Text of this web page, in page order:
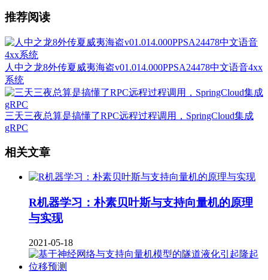
推荐阅读
人中之龙8外传夏威夷海盗v01.014.000PPSA24478中文语音4xx
系统
三天三夜总算是搞懂了RPC远程过程调用，SpringCloud集成
gRPC
相关文章
R机器学习：朴素贝叶斯与支持向量机的原理
与实现
2021-05-18